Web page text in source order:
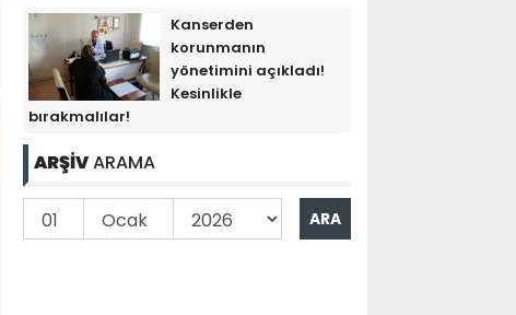
Kanserden
korunmanın
yönetimini açıkladı!
Kesinlikle
bırakmalılar!
ARŞİVARAMA